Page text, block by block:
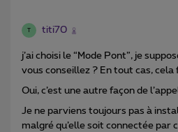
T titi70
j’ai choisi le “Mode Pont”, je
vous conseillez ? En tout cas, cela
Oui, c’est une autre façon de
Je ne parviens toujours pas à
malgré qu’elle soit connectée par